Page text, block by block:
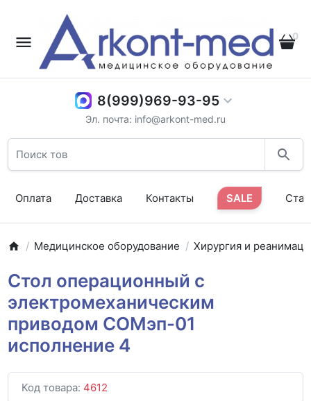
0
8(999)969-93-95
Эл. почта: info@arkont-med.ru
Оплата Доставка Контакты SALE
Медицинское оборудование Хирургия и
Стол операционный с
электромеханическим
приводом СОМэп-01
исполнение 4
Код товара: 4612